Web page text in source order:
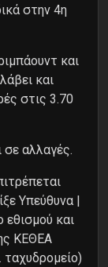
στην 4η
και
και
στις 3.70
σε αλλαγές.
Υπεύθυνα |
εθισμού και
ΚΕΘΕΑ